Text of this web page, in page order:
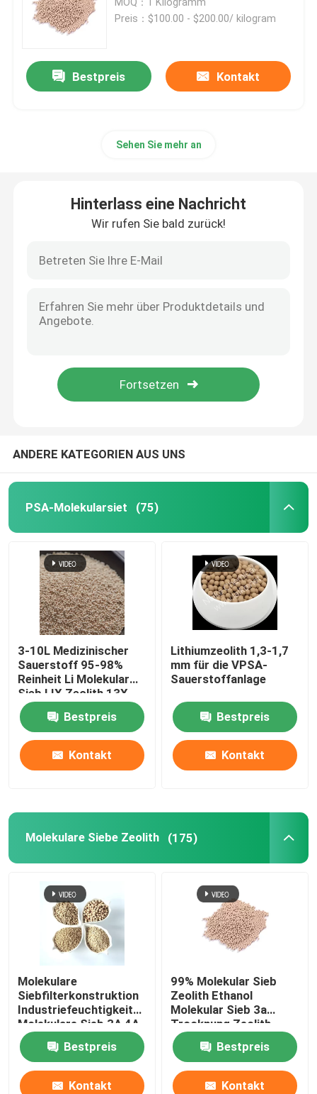
Lithiumcarbonat
Aktiviertes Aluminiumoxid
Verpackung im Labor
Destillationskolonne internals
Tonerde-keramischer Ball
Metall-Turmverpackung
Lithiumbatterie-Elektrolyte Trockner
Keramische Bio-Kugeln
Bienenwabe keramisch
mbbr Medien
Chemische Hilfsstoffe
MOQ：1 Kilogramm
Preis：$100.00 - $200.00/ kilogram
Bestpreis Kontakt
Sehen Sie mehr an
Hinterlass eine Nachricht
Wir rufen Sie bald zurück!
ANDERE KATEGORIEN AUS UNS
PSA-Molekularsiet (75)
3-10L Medizinischer
Sauerstoff 95-98%
Reinheit Li Molekular
Sieb LIX Zeolith 13X
Lithium Zeolith
Sauerstoff für
Sauerstoffkonzentrator
Bestpreis
Kontakt
Lithiumzeolith 1,3-1,7
mm für die VPSA-
Sauerstoffanlage
Bestpreis
Kontakt
Molekulare Siebe Zeolith (175)
Molekulare
Siebfilterkonstruktion
Industriefeuchtigkeitsabsorber
Molekulare Sieb 3A 4A
5A
Bestpreis
Kontakt
99% Molekular Sieb
Zeolith Ethanol
Molekular Sieb 3a
Trocknung Zeolith
Bestpreis
Kontakt